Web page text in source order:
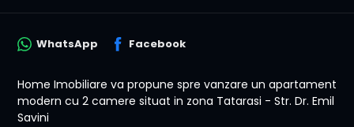
WhatsApp Facebook
Home Imobiliare va propune spre vanzare un apartament
modern cu 2 camere situat in zona Tatarasi - Str. Dr. Emil
Savini